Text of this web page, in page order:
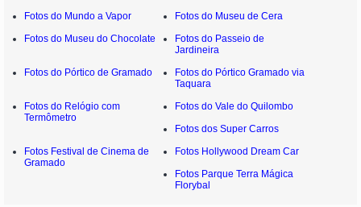
Fotos do Mundo a Vapor
Fotos do Museu de Cera
Fotos do Museu do Chocolate
Fotos do Passeio de
Jardineira
Fotos do Pórtico de Gramado
Fotos do Pórtico Gramado via
Taquara
Fotos do Relógio com
Termômetro
Fotos do Vale do Quilombo
Fotos dos Super Carros
Fotos Festival de Cinema de
Gramado
Fotos Hollywood Dream Car
Fotos Parque Terra Mágica
Florybal